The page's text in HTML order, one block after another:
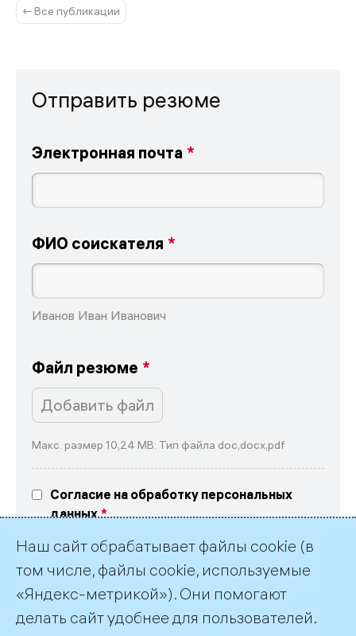
← Все публикации
Отправить резюме
Электронная почта
ФИО соискателя
Иванов Иван Иванович
Файл резюме
Добавить файл
Макс. размер 10,24 MB: Тип файла doc,docx,pdf
Согласие на обработку персональных
данных
персональных данных в соответствие
с текстомсогласияиполитикой обработки
персональных данных ПАО «ТГК-1»
Наш сайт обрабатывает файлы cookie (в
том числе, файлы cookie, используемые
«Яндекс-метрикой»). Они помогают
делать сайт удобнее для пользователей.